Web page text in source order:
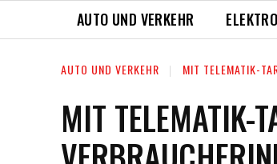
AUTO UND VERKEHR
AUTO UND VERKEHR MIT TELEMATIK-
MIT TELEMATIK-